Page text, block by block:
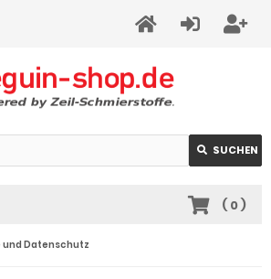
SUCHEN
( 0)
Datenschutz